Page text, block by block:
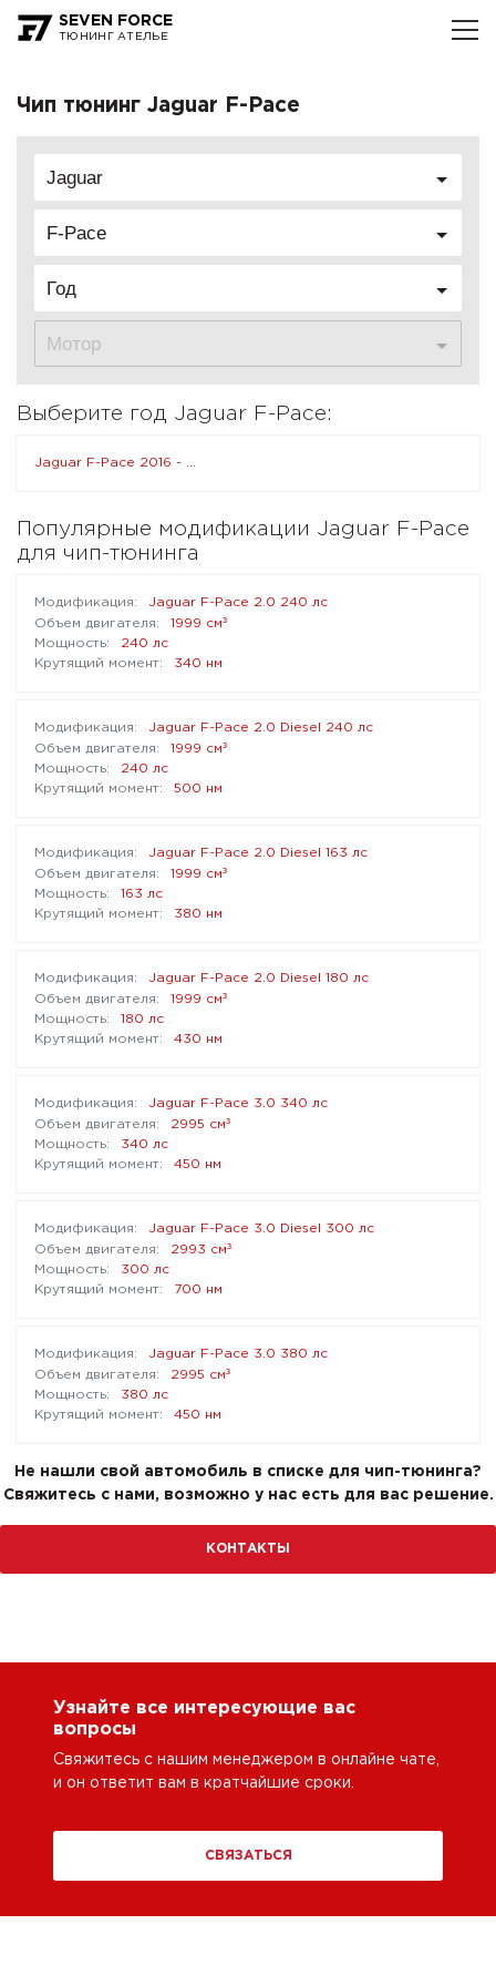
SEVEN FORCE
ТЮНИНГ АТЕЛЬЕ
Чип тюнинг Jaguar F-Pace
Jaguar
F-Pace
Год
Мотор
Выберите год Jaguar F-Pace:
Jaguar F-Pace 2016 - ...
Популярные модификации Jaguar F-Pace
для чип-тюнинга
Jaguar F-Pace 2.0 240 лс
1999 см³
240 лс
340 нм
Jaguar F-Pace 2.0 Diesel 240 лс
1999 см³
240 лс
500 нм
Jaguar F-Pace 2.0 Diesel 163 лс
1999 см³
163 лс
380 нм
Jaguar F-Pace 2.0 Diesel 180 лс
1999 см³
180 лс
430 нм
Jaguar F-Pace 3.0 340 лс
2995 см³
340 лс
450 нм
Jaguar F-Pace 3.0 Diesel 300 лс
2993 см³
300 лс
700 нм
Jaguar F-Pace 3.0 380 лс
2995 см³
380 лс
450 нм
Не нашли свой автомобиль в списке для чип-тюнинга?
Свяжитесь с нами, возможно у нас есть для вас решение.
КОНТАКТЫ
Узнайте все интересующие вас
вопросы
Свяжитесь с нашим менеджером в онлайне чате,
и он ответит вам в кратчайшие сроки.
СВЯЗАТЬСЯ